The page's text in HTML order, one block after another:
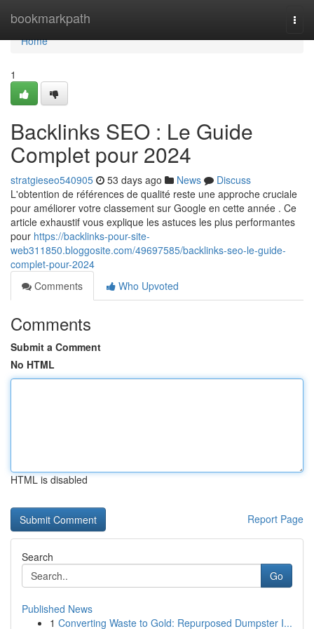
bookmarkpath
Home
Home
1
Backlinks SEO : Le Guide
Complet pour 2024
stratgieseo540905 53 days ago News
Discuss
L'obtention de références de qualité reste une approche cruciale
pour améliorer votre classement sur Google en cette année . Ce
article exhaustif vous explique les astuces les plus performantes
pour https://backlinks-pour-site-
web311850.bloggosite.com/49697585/backlinks-seo-le-guide-
complet-pour-2024
Comments
Who Upvoted
Comments
Submit a Comment
No HTML
HTML is disabled
Report Page
Search
Go
Published News
1 Converting Waste to Gold: Repurposed Dumpster I...